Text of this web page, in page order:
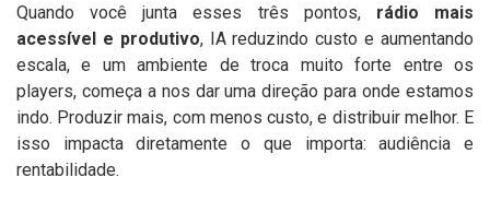
Quando você junta esses três pontos,rádio mais
acessível e produtivo, IA reduzindo custo e aumentando
escala, e um ambiente de troca muito forte entre os
players, começa a nos dar uma direção para onde estamos
indo. Produzir mais, com menos custo, e distribuir melhor. E
isso impacta diretamente o que importa: audiência e
rentabilidade.